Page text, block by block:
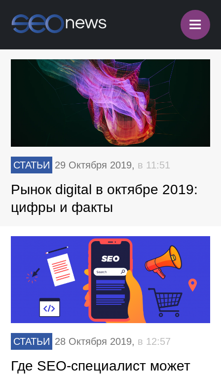
≡
СТАТЬИ 29 Октября 2019, в 11:51
Рынок digital в октябре 2019:
цифры и факты
СТАТЬИ 28 Октября 2019, в 12:57
Где SEO-специалист может